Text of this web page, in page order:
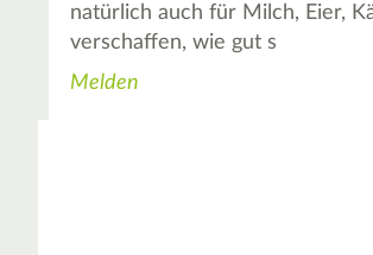
natürlich auch für Milch, Eier,
verschaffen, wie gut s
Melden